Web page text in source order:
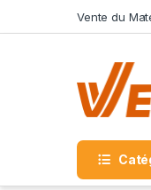
Vente du